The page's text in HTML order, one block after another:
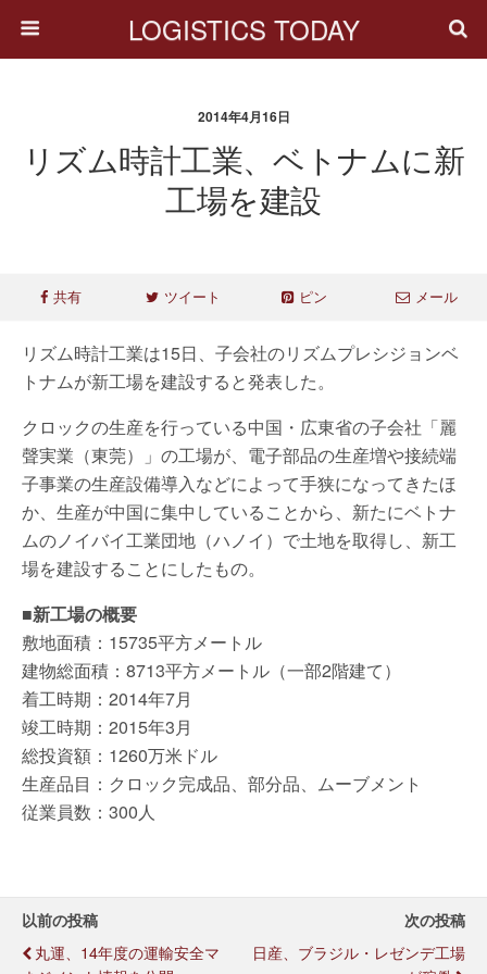
LOGISTICS TODAY
2014年4月16日
リズム時計工業、ベトナムに新
工場を建設
共有 ツイート ピン メール
リズム時計工業は15日、子会社のリズムプレシジョンベ
トナムが新工場を建設すると発表した。
クロックの生産を行っている中国・広東省の子会社「麗
聲実業（東莞）」の工場が、電子部品の生産増や接続端
子事業の生産設備導入などによって手狭になってきたほ
か、生産が中国に集中していることから、新たにベトナ
ムのノイバイ工業団地（ハノイ）で土地を取得し、新工
場を建設することにしたもの。
■新工場の概要
敷地面積：15735平方メートル
建物総面積：8713平方メートル（一部2階建て）
着工時期：2014年7月
竣工時期：2015年3月
総投資額：1260万米ドル
生産品目：クロック完成品、部分品、ムーブメント
従業員数：300人
以前の投稿
丸運、14年度の運輸安全マ
次の投稿
日産、ブラジル・レゼンデ工場